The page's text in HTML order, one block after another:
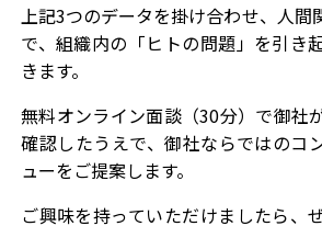
上記3つのデータを掛け合わせ、人間
で、組織内の「ヒトの問題」を引き
きます。
無料オンライン面談（30分）で御社
確認したうえで、御社ならではのコ
ューをご提案します。
ご興味を持っていただけましたら、